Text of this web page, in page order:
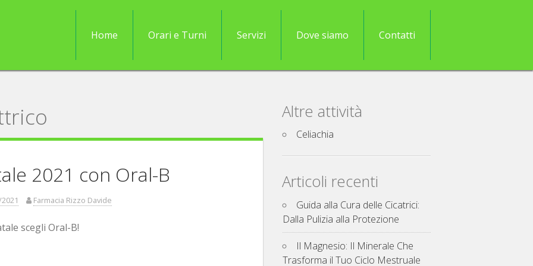
Home Orari e Turni Servizi Dove siamo Contatti
2021 con Oral-B
Farmacia Rizzo Davide
scegli Oral-B!
Altre attività
Celiachia
Articoli recenti
Guida alla Cura delle Cicatrici:
Dalla Pulizia alla Protezione
Il Magnesio: Il Minerale Che
Trasforma il Tuo Ciclo Mestruale